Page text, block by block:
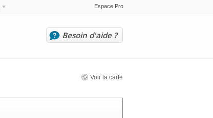
Espace Pro
Besoin d'aide ?
Voir la carte